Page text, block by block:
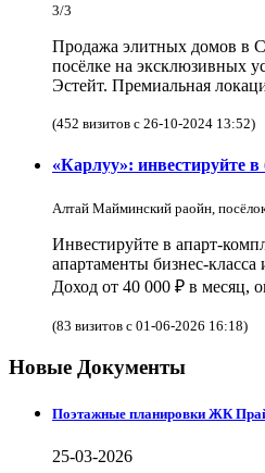
3/3
Продажа элитных домов в
посёлке на эксклюзивных
Эстейт. Премиальная
(452 визитов с 26-10-2024 13:52)
«Карлуу»: инвестируйте
Алтай Майминский раойн,
Инвестируйте в апарт-
апартаменты бизнес-
Доход от 40 000 ₽ в месяц,
(83 визитов с 01-06-2026 16:18)
Новые Документы
Поэтажные планировки ЖК
25-03-2026